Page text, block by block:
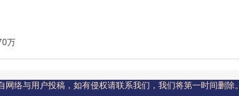
万
络与用户投稿，如有侵权请联系我们，我们将第一时间删除。